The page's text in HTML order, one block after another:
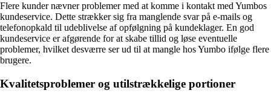
Flere kunder nævner problemer med at komme i kontakt med Yumbos
kundeservice. Dette strækker sig fra manglende svar på e-mails og
telefonopkald til udeblivelse af opfølgning på kundeklager. En god
kundeservice er afgørende for at skabe tillid og løse eventuelle
problemer, hvilket desværre ser ud til at mangle hos Yumbo ifølge flere
brugere.
Kvalitetsproblemer og utilstrækkelige portioner